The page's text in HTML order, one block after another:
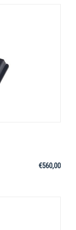
€560,00